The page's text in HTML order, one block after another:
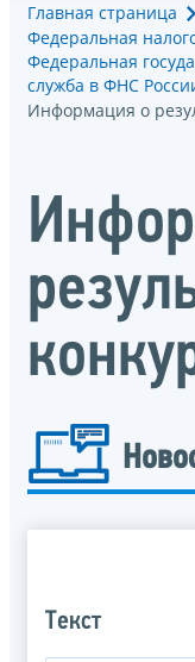
Главная страница
Федеральная
Федеральная
служба в ФНС
Информация о
Текст